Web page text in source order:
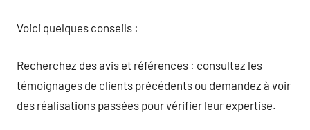
Voici quelques conseils :
Recherchez des avis et références : consultez les
témoignages de clients précédents ou demandez à voir
des réalisations passées pour vérifier leur expertise.